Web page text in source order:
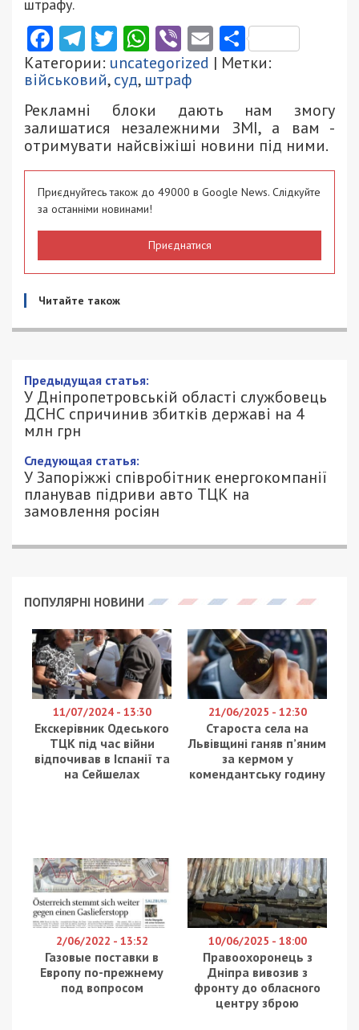
штрафу.
Facebook
Telegram
Twitter
WhatsApp
ViberEmail
Категории: uncategorized | Метки:
військовий,суд, штраф
Рекламні блоки дають нам змогу
залишатися незалежними ЗМІ, а вам -
отримувати найсвіжіші новини під ними.
Приєднуйтесь також до 49000 в Google News. Слідкуйте
за останніми новинами!
Приєднатися
Читайте також
У Дніпропетровській області
службовець ДСНС спричинив збитків
державі на 4 млн грн
4/06/2024 - 13:00
АННА БАУМАН - СПЕЦИАЛЬНО ДЛЯ
49000.COM.UA
1223
На Дніпропетровщині судитимуть начальника
одного із загонів Державної служби з
надзвичайних ситуацій. Про це повідомляє
49000 з посиланням на Дніпропетровську
рятувальних загонів ГУ ДСНС України у
Дніпропетровській області за фактом службової
недбалості, що спричинила тяжкі наслідки (ч. 2
ст. 367 КК України).
Встановлено, що обвинувачений заключив
договір з товариством про закупівлю
автопідіймача на загальну суму майже 55 млн